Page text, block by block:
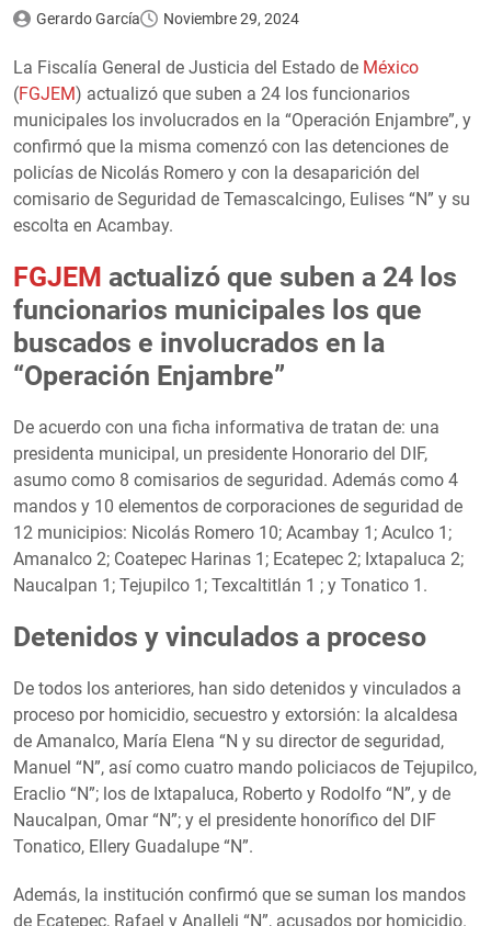
Gerardo García Noviembre 29, 2024
La Fiscalía General de Justicia del Estado de México
(FGJEM) actualizó que suben a 24 los funcionarios
municipales los involucrados en la “Operación Enjambre”, y
confirmó que la misma comenzó con las detenciones de
policías de Nicolás Romero y con la desaparición del
comisario de Seguridad de Temascalcingo, Eulises “N” y su
escolta en Acambay.
FGJEM actualizó que suben a 24 los
funcionarios municipales los que
buscados e involucrados en la
“Operación Enjambre”
De acuerdo con una ficha informativa de tratan de: una
presidenta municipal, un presidente Honorario del DIF,
asumo como 8 comisarios de seguridad. Además como 4
mandos y 10 elementos de corporaciones de seguridad de
12 municipios: Nicolás Romero 10; Acambay 1; Aculco 1;
Amanalco 2; Coatepec Harinas 1; Ecatepec 2; Ixtapaluca 2;
Naucalpan 1; Tejupilco 1; Texcaltitlán 1 ; y Tonatico 1.
Detenidos y vinculados a proceso
De todos los anteriores, han sido detenidos y vinculados a
proceso por homicidio, secuestro y extorsión: la alcaldesa
de Amanalco, María Elena “N y su director de seguridad,
Manuel “N”, así como cuatro mando policiacos de Tejupilco,
Eraclio “N”; los de Ixtapaluca, Roberto y Rodolfo “N”, y de
Naucalpan, Omar “N”; y el presidente honorífico del DIF
Tonatico, Ellery Guadalupe “N”.
Además, la institución confirmó que se suman los mandos
de Ecatepec, Rafael y Analleli “N”, acusados por homicidio.